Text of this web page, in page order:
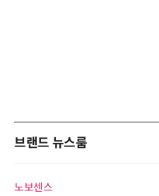
브랜드 뉴스룸
노보센스